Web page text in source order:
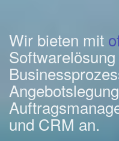
Wir bieten mit
und CRM an.